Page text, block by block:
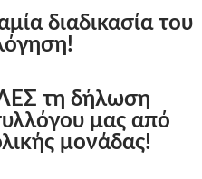
διαδικασία του
τη δήλωση
μας από
μονάδας!